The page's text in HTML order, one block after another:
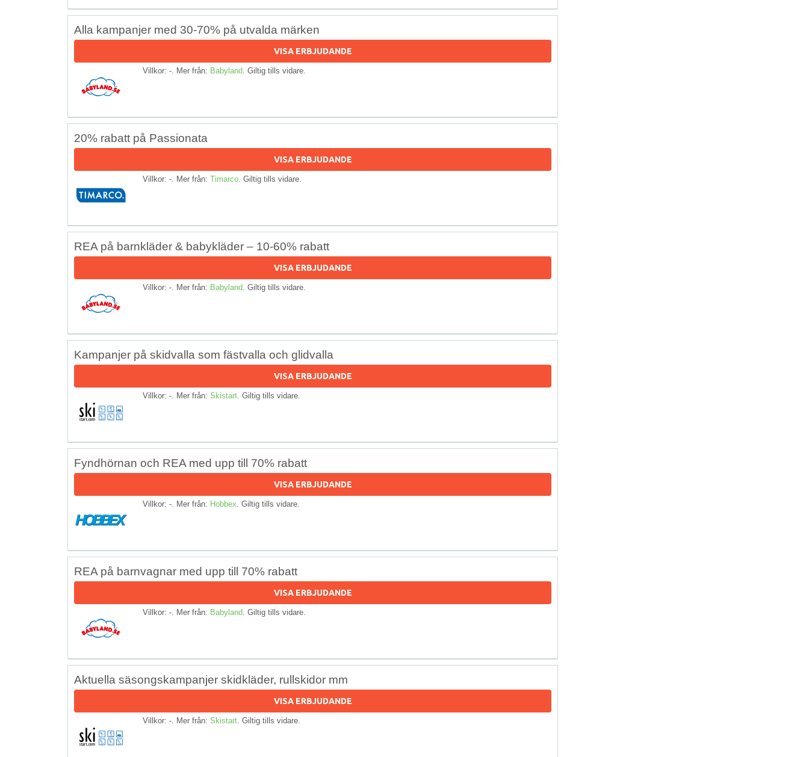
Alla kampanjer med 30-70% på utvalda märken
VISA ERBJUDANDE
Villkor: -. Mer från: Babyland . Giltig tills vidare.
20% rabatt på Passionata
VISA ERBJUDANDE
Villkor: -. Mer från: Timarco . Giltig tills vidare.
REA på barnkläder & babykläder – 10-60% rabatt
VISA ERBJUDANDE
Villkor: -. Mer från: Babyland . Giltig tills vidare.
Kampanjer på skidvalla som fästvalla och glidvalla
VISA ERBJUDANDE
Villkor: -. Mer från: Skistart . Giltig tills vidare.
Fyndhörnan och REA med upp till 70% rabatt
VISA ERBJUDANDE
Villkor: -. Mer från: Hobbex . Giltig tills vidare.
REA på barnvagnar med upp till 70% rabatt
VISA ERBJUDANDE
Villkor: -. Mer från: Babyland . Giltig tills vidare.
Aktuella säsongskampanjer skidkläder, rullskidor mm
VISA ERBJUDANDE
Villkor: -. Mer från: Skistart . Giltig tills vidare.